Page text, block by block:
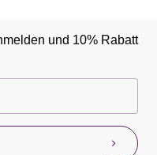
und 10% Rabatt